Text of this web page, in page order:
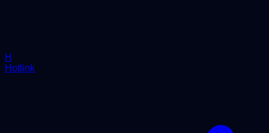
H
Hotlink